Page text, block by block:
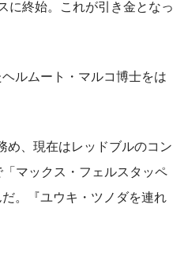
に終始。これが引き金となっ
ルムート・マルコ博士をは
、現在はレッドブルのコン
マックス・フェルスタッペ
。『ユウキ・ツノダを連れ